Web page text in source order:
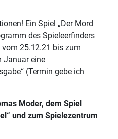
Ein Spiel „Der Mord
des Spieleerfinders
25.12.21 bis zum
Januar eine
(Termin gebe ich
Moder, dem Spiel
und zum Spielezentrum